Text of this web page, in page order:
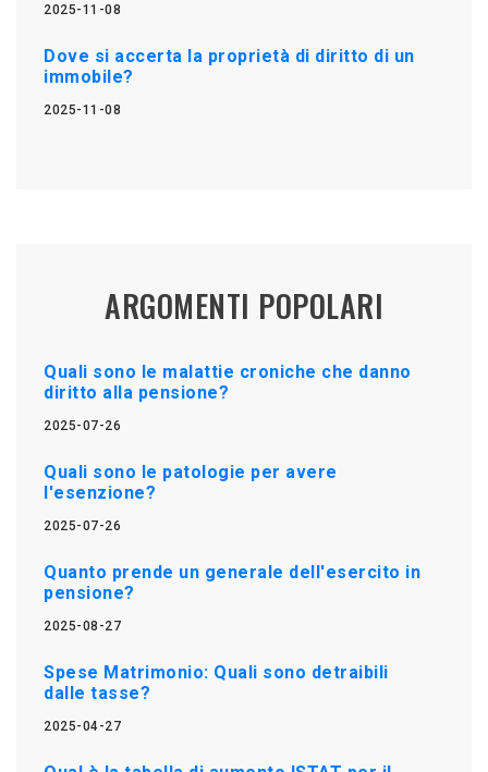
2025-11-08
Dove si accerta la proprietà di diritto di un
immobile?
2025-11-08
ARGOMENTI POPOLARI
Quali sono le malattie croniche che danno
diritto alla pensione?
2025-07-26
Quali sono le patologie per avere
l'esenzione?
2025-07-26
Quanto prende un generale dell'esercito in
pensione?
2025-08-27
Spese Matrimonio: Quali sono detraibili
dalle tasse?
2025-04-27